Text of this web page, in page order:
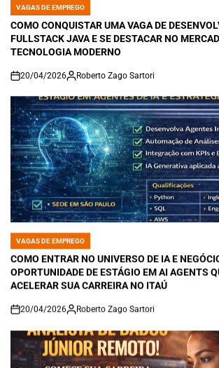
POSTED
IN
VAGAS DE EMPREGO
COMO CONQUISTAR UMA VAGA DE
FULLSTACK JAVA E SE DESTACAR NO
TECNOLOGIA MODERNO
on
20/04/2026 Roberto Zago Sartori
POSTED
IN
VAGAS DE EMPREGO
COMO ENTRAR NO UNIVERSO DE IA E
OPORTUNIDADE DE ESTÁGIO EM AI AGENTS
ACELERAR SUA CARREIRA NO ITAÚ
on
20/04/2026 Roberto Zago Sartori